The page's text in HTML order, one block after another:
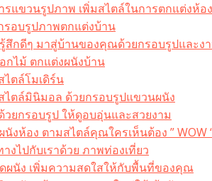
รแขวนรูปภาพ เพิ่มสไตล์ในการตกแต่งห้อง
รอบรูปภาพตกแต่งบ้าน
สึกดีๆ มาสู่บ้านของคุณด้วยกรอบรูปและง
กไม้ ตกแต่งผนังบ้าน
ไตล์โมเดิร์น
ไตล์มินิมอล ด้วยกรอบรูปแขวนผนัง
วยกรอบรูป ให้ดูอบอุ่นและสวยงาม
งห้อง ตามสไตล์คุณใครเห็นต้อง ” WOW
งไปกับเราด้วย ภาพท่องเที่ยว
ผนัง เพิ่มความสดใสให้กับพื้นที่ของคุณ